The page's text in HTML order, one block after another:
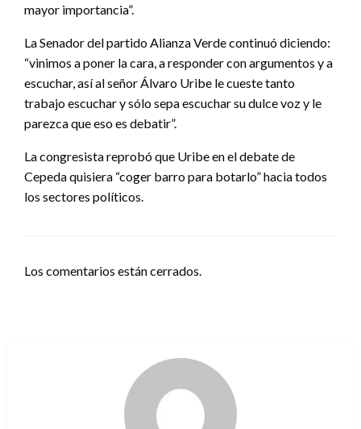
mayor importancia”.
La Senador del partido Alianza Verde continuó diciendo:
“vinimos a poner la cara, a responder con argumentos y a
escuchar, así al señor Álvaro Uribe le cueste tanto
trabajo escuchar y sólo sepa escuchar su dulce voz y le
parezca que eso es debatir”.
La congresista reprobó que Uribe en el debate de
Cepeda quisiera “coger barro para botarlo” hacia todos
los sectores políticos.
Los comentarios están cerrados.